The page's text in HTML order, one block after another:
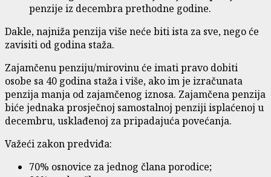
penzije iz decembra prethodne godine.
Dakle, najniža penzija više neće biti ista za sve, nego će
zavisiti od godina staža.
Zajamčenu penziju/mirovinu će imati pravo dobiti
osobe sa 40 godina staža i više, ako im je izračunata
penzija manja od zajamčenog iznosa. Zajamčena penzija
biće jednaka prosječnoj samostalnoj penziji isplaćenoj u
decembru, usklađenoj za pripadajuća povećanja.
Važeći zakon predviđa:
70% osnovice za jednog člana porodice;